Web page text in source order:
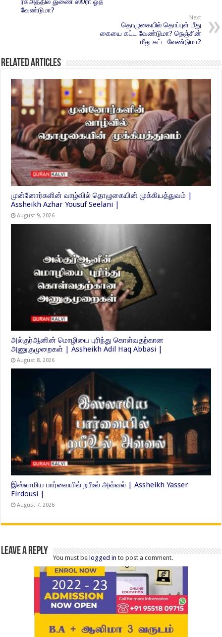
ரக்அத்தில் துணை ஸூரா ஓத
வேண்டுமா?
Next
தொழுகையில் தொப்புள் மீது
கையை கட்ட வேண்டுமா? நெஞ்சின்
மீது கட்ட வேண்டுமா?
Related Articles
முன்னோர்களின் வாழ்வில் தொழுகையின் முக்கியத்துவம் |
Assheikh Azhar Yousuf Seelani |
August 9, 2026
அல்குர்ஆனின் மொழியை புரிந்து கொள்வதற்கான
அணுகுமுறைகள் | Assheikh Adil Haq Abbasi |
August 8, 2026
இஸ்லாமிய பார்வையில் றபீஉல் அவ்வல் | Assheikh Yasser
Firdousi |
August 7, 2026
Leave a Reply
You must belogged in to post a comment.